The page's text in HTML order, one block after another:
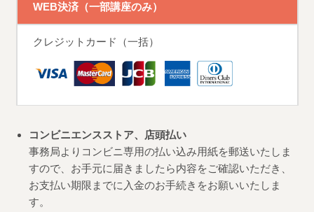
WEB決済（一部講座のみ）
クレジットカード（一括）
コンビニエンスストア、店頭払い
事務局よりコンビニ専用の払い込み用紙を郵送いたしま
すので、お手元に届きましたら内容をご確認いただき、
お支払い期限までに入金のお手続きをお願いいたしま
す。